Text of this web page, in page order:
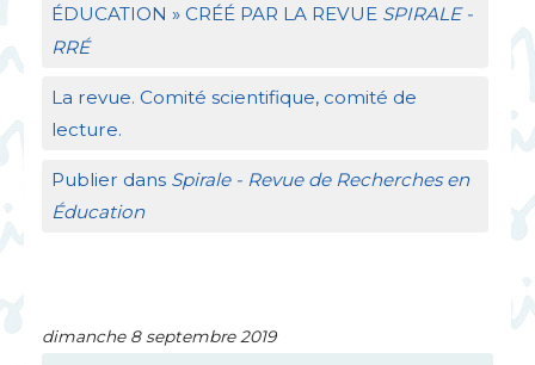
ÉDUCATION » CRÉÉ PAR LA REVUE SPIRALE-
RRÉ
La revue. Comité scientifique, comité de
lecture.
Publier dans Spirale - Revue de Recherches en
Éducation
dimanche 8 septembre 2019